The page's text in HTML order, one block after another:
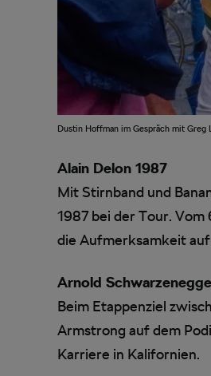
Dustin Hoffman im Gespräch mit
Alain Delon 1987
Mit Stirnband und
1987 bei der Tour.
die Aufmerksamkeit auf
Arnold
Beim Etappenziel
Armstrong auf dem
Karriere in Kalifornien.